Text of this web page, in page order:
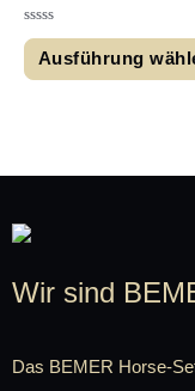
Bewertet
mit
von
Ausführung
Wir sind
Das BEMER Horse-